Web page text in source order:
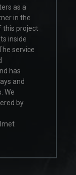
conscientious
The work of
furnace elements
Ostrava. The
commitment and
Heatmasters Poland
by working on
qualifications.
level of service
Site Manager,